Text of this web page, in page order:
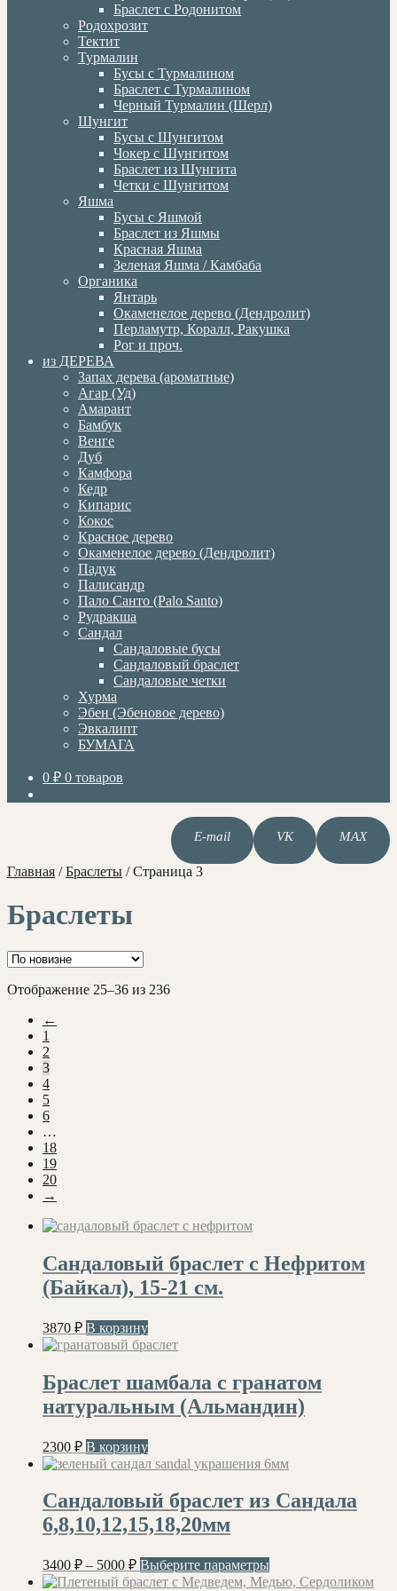
Браслет с Родонитом
Родохрозит
Тектит
Турмалин
Бусы с Турмалином
Браслет с Турмалином
Черный Турмалин (Шерл)
Шунгит
Бусы с Шунгитом
Чокер с Шунгитом
Браслет из Шунгита
Четки с Шунгитом
Яшма
Бусы с Яшмой
Браслет из Яшмы
Красная Яшма
Зеленая Яшма / Камбаба
Органика
Янтарь
Окаменелое дерево (Дендролит)
Перламутр, Коралл, Ракушка
Рог и проч.
из ДЕРЕВА
Запах дерева (ароматные)
Агар (Уд)
Амарант
Бамбук
Венге
Дуб
Камфора
Кедр
Кипарис
Кокос
Красное дерево
Окаменелое дерево (Дендролит)
Падук
Палисандр
Пало Санто (Palo Santo)
Рудракша
Сандал
Сандаловые бусы
Сандаловый браслет
Сандаловые четки
Хурма
Эбен (Эбеновое дерево)
Эвкалипт
БУМАГА
0 ₽ 0 товаров
E-mail VK MAX
Главная /Браслеты /Страница 3
Браслеты
Отображение 25–36 из 236Сортировка:
←
1
2
3
4
5
6
…
18
19
20
→
Сандаловый браслет с Нефритом
(Байкал), 15-21 см.
3870 ₽ В корзину
Браслет шамбала с гранатом
натуральным (Альмандин)
2300 ₽ В корзину
Сандаловый браслет из Сандала
6,8,10,12,15,18,20мм
3400 ₽ – 5000 ₽Диапазон
цен:
Выберите параметрыЭтот
товар